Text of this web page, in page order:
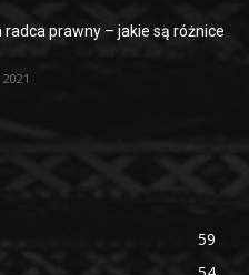
radca prawny – jakie są różnice
59